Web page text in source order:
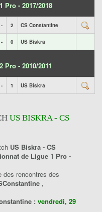
Pro - 2017/2018
- 2 CS Constantine
- 0 US Biskra
- 2010/2011
- 1 US Biskra
US BISKRA - CS
US Biskra - CS
de Ligue 1 Pro -
rencontres des
,
: vendredi, 29